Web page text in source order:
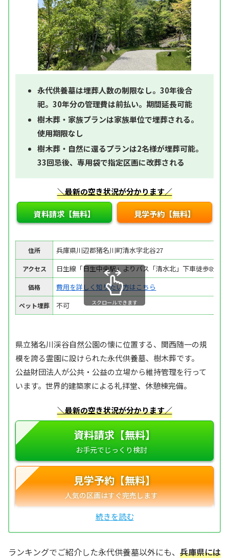
永代供養墓は埋葬人数の制限なし。30年後合
祀。30年分の管理費は前払い。期間延長可能
樹木葬・家族プランは家族単位で埋葬される。
使用期限なし
樹木葬・自然に還るプランは2名様が埋葬可能。
33回忌後、専用袋で指定区画に改葬される
＼最新の空き状況が分かります／
資料請求【無料】 見学予約【無料】
住所 兵庫県川辺郡猪名川町清水字北谷27
アクセス 日生線「日生中央駅」よりバス「清水北」下車徒歩8分
価格 費用を詳しく知りたい方はこちら
ペット埋葬 不可 スクロールできます
県立猪名川渓谷自然公園の懐に位置する、関西随一の規
模を誇る霊園に設けられた永代供養墓、樹木葬です。
公益財団法人が公共・公益の立場から維持管理を行って
います。世界的建築家による礼拝堂、休憩棟完備。
＼最新の空き状況が分かります／
資料請求【無料】
見学予約【無料】
ランキングでご紹介した永代供養墓以外にも、 兵庫県には